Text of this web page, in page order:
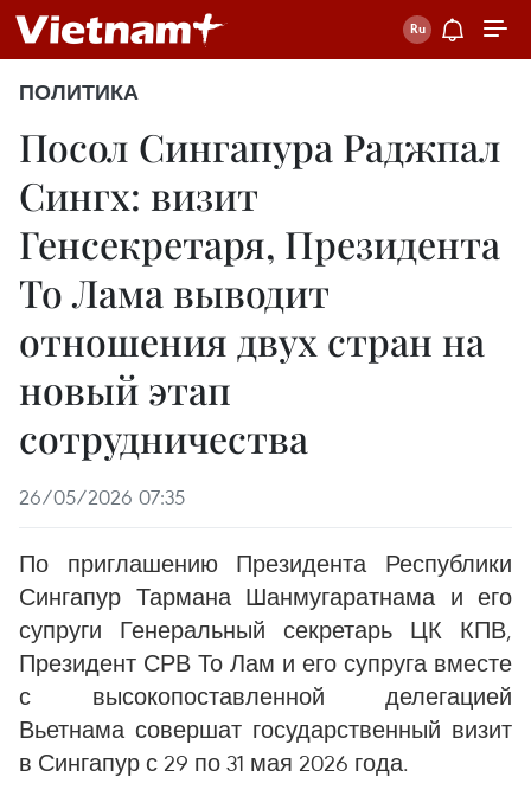
ПОЛИТИКА
Посол Сингапура Раджпал
Сингх: визит
Генсекретаря, Президента
То Лама выводит
отношения двух стран на
новый этап
сотрудничества
26/05/2026 07:35
По приглашению Президента Республики
Сингапур Тармана Шанмугаратнама и его
супруги Генеральный секретарь ЦК КПВ,
Президент СРВ То Лам и его супруга вместе
с высокопоставленной делегацией
Вьетнама совершат государственный визит
в Сингапур с 29 по 31 мая 2026 года.